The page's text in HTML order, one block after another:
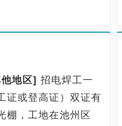
地区] 招电焊工一
证或登高证）双证有
棚，工地在池州区